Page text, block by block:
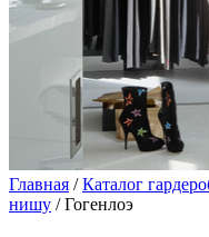
Главная /Каталог
нишу / Гогенлоэ